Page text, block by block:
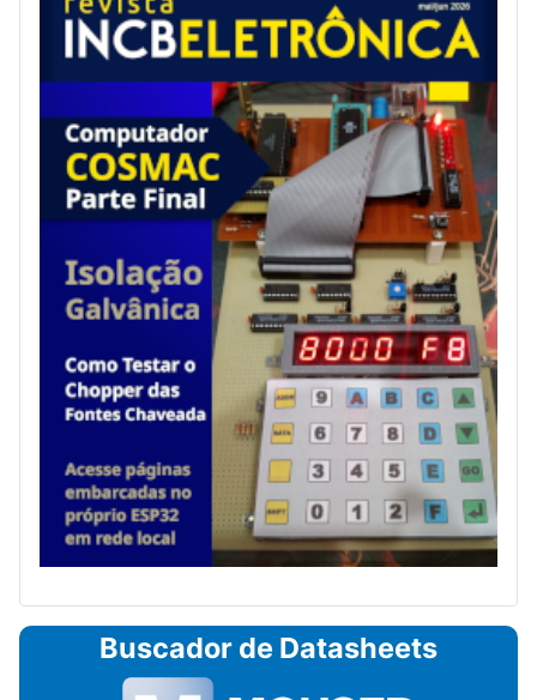
Buscador de Datasheets